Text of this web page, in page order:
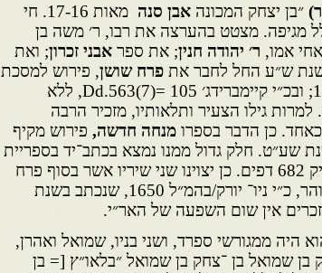
״בן יצחק המכונה אבן סנה
מאות 17-16. חי
מגיפה. מצטט בהערצה את רבו, ר׳ משה בן
אמו, ר׳ יהודה חנין; את ספר אבני זכרון; ואת
ש״ע החל לחבר את פרח שושן, פירוש למסכת
אבות (נעתק בכ״י ניו־יורק/בהמ״ל 1510; ובכ״י קיימברידג׳ 105 =(7)563.Dd, ללא
גילו הצעיר ותלאותיו, מזכיר הרבה
כן הדבר בספרו מנחה חדשה, פירוש מקיף
שע״ט. חלק גדול ממנו נמצא בכתב־יד בספריית
אוניברסיטת ליברפול M12044, המחזיק 682 דפים. כן יצוינו שני שיריו אשר בסוף פרח
שושן. עוד אזכיר כי בקובץ פירושים לזוהר, כ״י ניו־ יורק/בהמ״ל 1650, שנכתב בשנת
אין שום השפעה של האר״י.
היה ממגורשי ספרד, ושני בניו, שמואל ואהרן,
בן שמואל בן ־צחק בן שמואל ״בלאו״ץ [= בן